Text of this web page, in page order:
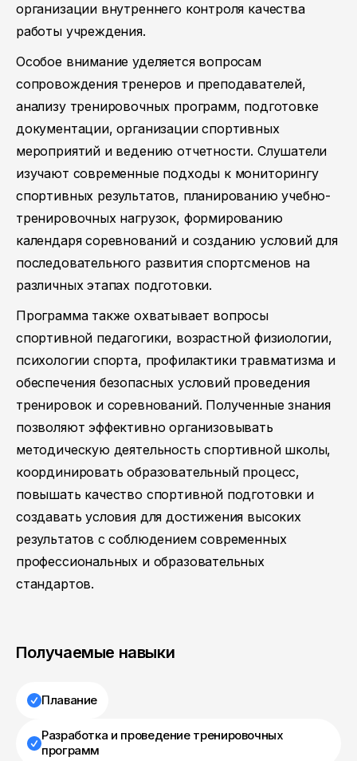
организации внутреннего контроля качества
работы учреждения.
Особое внимание уделяется вопросам
сопровождения тренеров и преподавателей,
анализу тренировочных программ, подготовке
документации, организации спортивных
мероприятий и ведению отчетности. Слушатели
изучают современные подходы к мониторингу
спортивных результатов, планированию учебно-
тренировочных нагрузок, формированию
календаря соревнований и созданию условий для
последовательного развития спортсменов на
различных этапах подготовки.
Программа также охватывает вопросы
спортивной педагогики, возрастной физиологии,
психологии спорта, профилактики травматизма и
обеспечения безопасных условий проведения
тренировок и соревнований. Полученные знания
позволяют эффективно организовывать
методическую деятельность спортивной школы,
координировать образовательный процесс,
повышать качество спортивной подготовки и
создавать условия для достижения высоких
результатов с соблюдением современных
профессиональных и образовательных
стандартов.
Получаемые навыки
Плавание
Разработка и проведение тренировочных
программ